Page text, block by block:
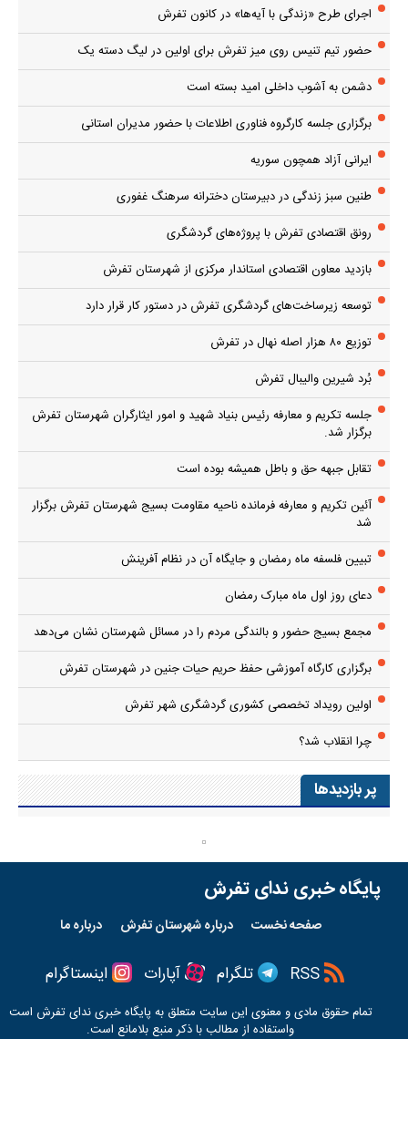
اجرای طرح «زندگی با آیه‌ها» در کانون تفرش
حضور تیم تنیس روی میز تفرش برای اولین در لیگ دسته یک
دشمن به آشوب داخلی امید بسته است
برگزاری جلسه کارگروه فناوری اطلاعات با حضور مدیران استانی
ایرانی آزاد همچون سوریه
طنین سبز زندگی در دبیرستان دخترانه سرهنگ غفوری
رونق اقتصادی تفرش با پروژه‌های گردشگری
بازدید معاون اقتصادی استاندار مرکزی از شهرستان تفرش
توسعه زیرساخت‌های گردشگری تفرش در دستور کار قرار دارد
توزیع ۸۰ هزار اصله نهال در تفرش
بُرد شیرین والیبال تفرش
جلسه تکریم و معارفه رئیس بنیاد شهید و امور ایثارگران شهرستان تفرش
برگزار شد.
تقابل جبهه حق و باطل همیشه بوده است
آئین تکریم و معارفه فرمانده ناحیه مقاومت بسیج شهرستان تفرش برگزار
شد
تبیین فلسفه ماه رمضان و جایگاه آن در نظام آفرینش
دعای روز اول ماه مبارک رمضان
مجمع بسیج حضور و بالندگی مردم را در مسائل شهرستان نشان می‌دهد
برگزاری کارگاه آموزشی حفظ حریم حیات جنین در شهرستان تفرش
اولین رویداد تخصصی کشوری گردشگری شهر تفرش
چرا انقلاب شد؟
پر بازدیدها
پایگاه خبری ندای تفرش
صفحه نخست درباره شهرستان تفرش درباره ما
تلگرام آپارات اینستاگرام
تمام حقوق مادی و معنوی این سایت متعلق به پایگاه خبریندای تفرش است
واستفاده از مطالب با ذکر منبع بلامانع است.